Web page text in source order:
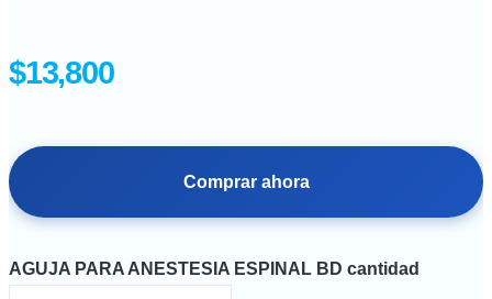
$13,800
Comprar ahora
AGUJA PARA ANESTESIA ESPINAL BD cantidad